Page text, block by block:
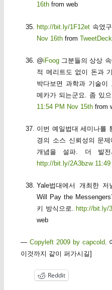
16th from web
http://bit.ly/1F12et 속였
Nov 16th fromTweetDeck
@iFoog 그분들의 상상
적 메리트도 없이 돈과
박다보면 과학과 기술이
메카가 되는군요. 좀 있
11:54 PM Nov 15th from
이번 예일법대 세미나를
경의 소스 신뢰성의 문
개념을 설파. 더 발전
http://bit.ly/2A3bzw
Yale법대에서 개최한
Will Pay the
키 방식으로.
http://bit.ly/
web
— Copyleft 2009 by capcold.
이것까지 같이 퍼가시길]
Reddit